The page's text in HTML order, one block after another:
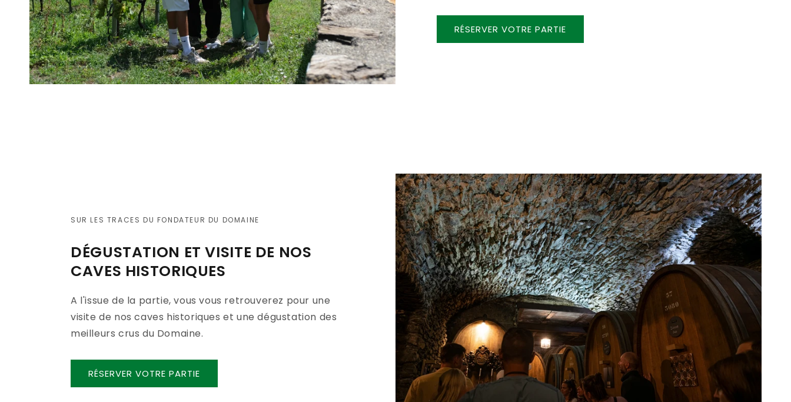
RÉSERVER VOTRE PARTIE
SUR LES TRACES DU FONDATEUR DU DOMAINE
DÉGUSTATION ET VISITE DE NOS
CAVES HISTORIQUES
A l'issue de la partie, vous vous retrouverez pour une
visite de nos caves historiques et une dégustation des
meilleurs crus du Domaine.
RÉSERVER VOTRE PARTIE